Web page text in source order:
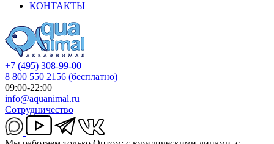
КОНТАКТЫ
+7 (495) 308-99-00
8 800 550 2156 (бесплатно)
09:00-22:00
info@aquanimal.ru
Сотрудничество